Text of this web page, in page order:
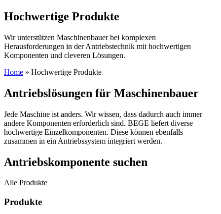
Hochwertige Produkte
Wir unterstützen Maschinenbauer bei komplexen
Herausforderungen in der Antriebstechnik mit hochwertigen
Komponenten und cleveren Lösungen.
Home » Hochwertige Produkte
Antriebslösungen für Maschinenbauer
Jede Maschine ist anders. Wir wissen, dass dadurch auch immer
andere Komponenten erforderlich sind. BEGE liefert diverse
hochwertige Einzelkomponenten. Diese können ebenfalls
zusammen in ein Antriebssystem integriert werden.
Antriebskomponente suchen
Alle Produkte
Produkte